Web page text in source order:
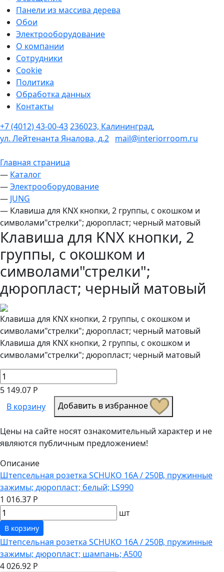
Панели из массива дерева
Обои
Электрооборудование
О компании
Сотрудники
Cookie
Политика
Обработка данных
Контакты
+7 (4012) 43-00-43236023, Калининград,
ул. Лейтенанта Яналова, д.2 mail@interiorroom.ru
Главная страница
— Каталог
—Электрооборудование
— JUNG
— Клавиша для KNX кнопки, 2 группы, с окошком и
символами"стрелки"; дюропласт; черный матовый
Клавиша для KNX кнопки, 2
группы, с окошком и
символами"стрелки";
дюропласт; черный матовый
Клавиша для KNX кнопки, 2 группы, с окошком и
символами"стрелки"; дюропласт; черный матовый
Клавиша для KNX кнопки, 2 группы, с окошком и
символами"стрелки"; дюропласт; черный матовый
5 149.07 Р
В корзину
Добавить в избранное
Цены на сайте носят ознакомительный характер и не
являются публичным предложением!
Описание
Штепсельная розетка SCHUKO 16А / 250В, пружинные
зажимы; дюропласт; белый; LS990
1 016.37 Р
шт
В корзину
Штепсельная розетка SCHUKO 16А / 250В, пружинные
зажимы; дюропласт; шампань; A500
4 026.92 Р